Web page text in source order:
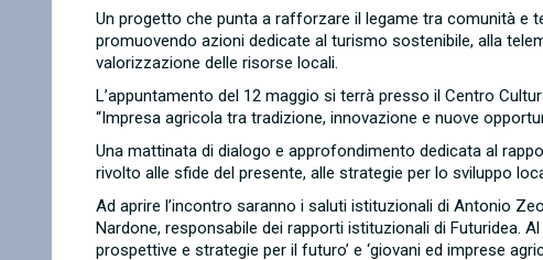
Un progetto che punta a rafforzare il legame tra comunità e
promuovendo azioni dedicate al turismo sostenibile, alla
valorizzazione delle risorse locali.
L’appuntamento del 12 maggio si terrà presso il Centro
“Impresa agricola tra tradizione, innovazione e nuove
Una mattinata di dialogo e approfondimento dedicata al
rivolto alle sfide del presente, alle strategie per lo sviluppo
Ad aprire l’incontro saranno i saluti istituzionali di Antonio
Nardone, responsabile dei rapporti istituzionali di Futuridea.
prospettive e strategie per il futuro’ e ‘giovani ed imprese